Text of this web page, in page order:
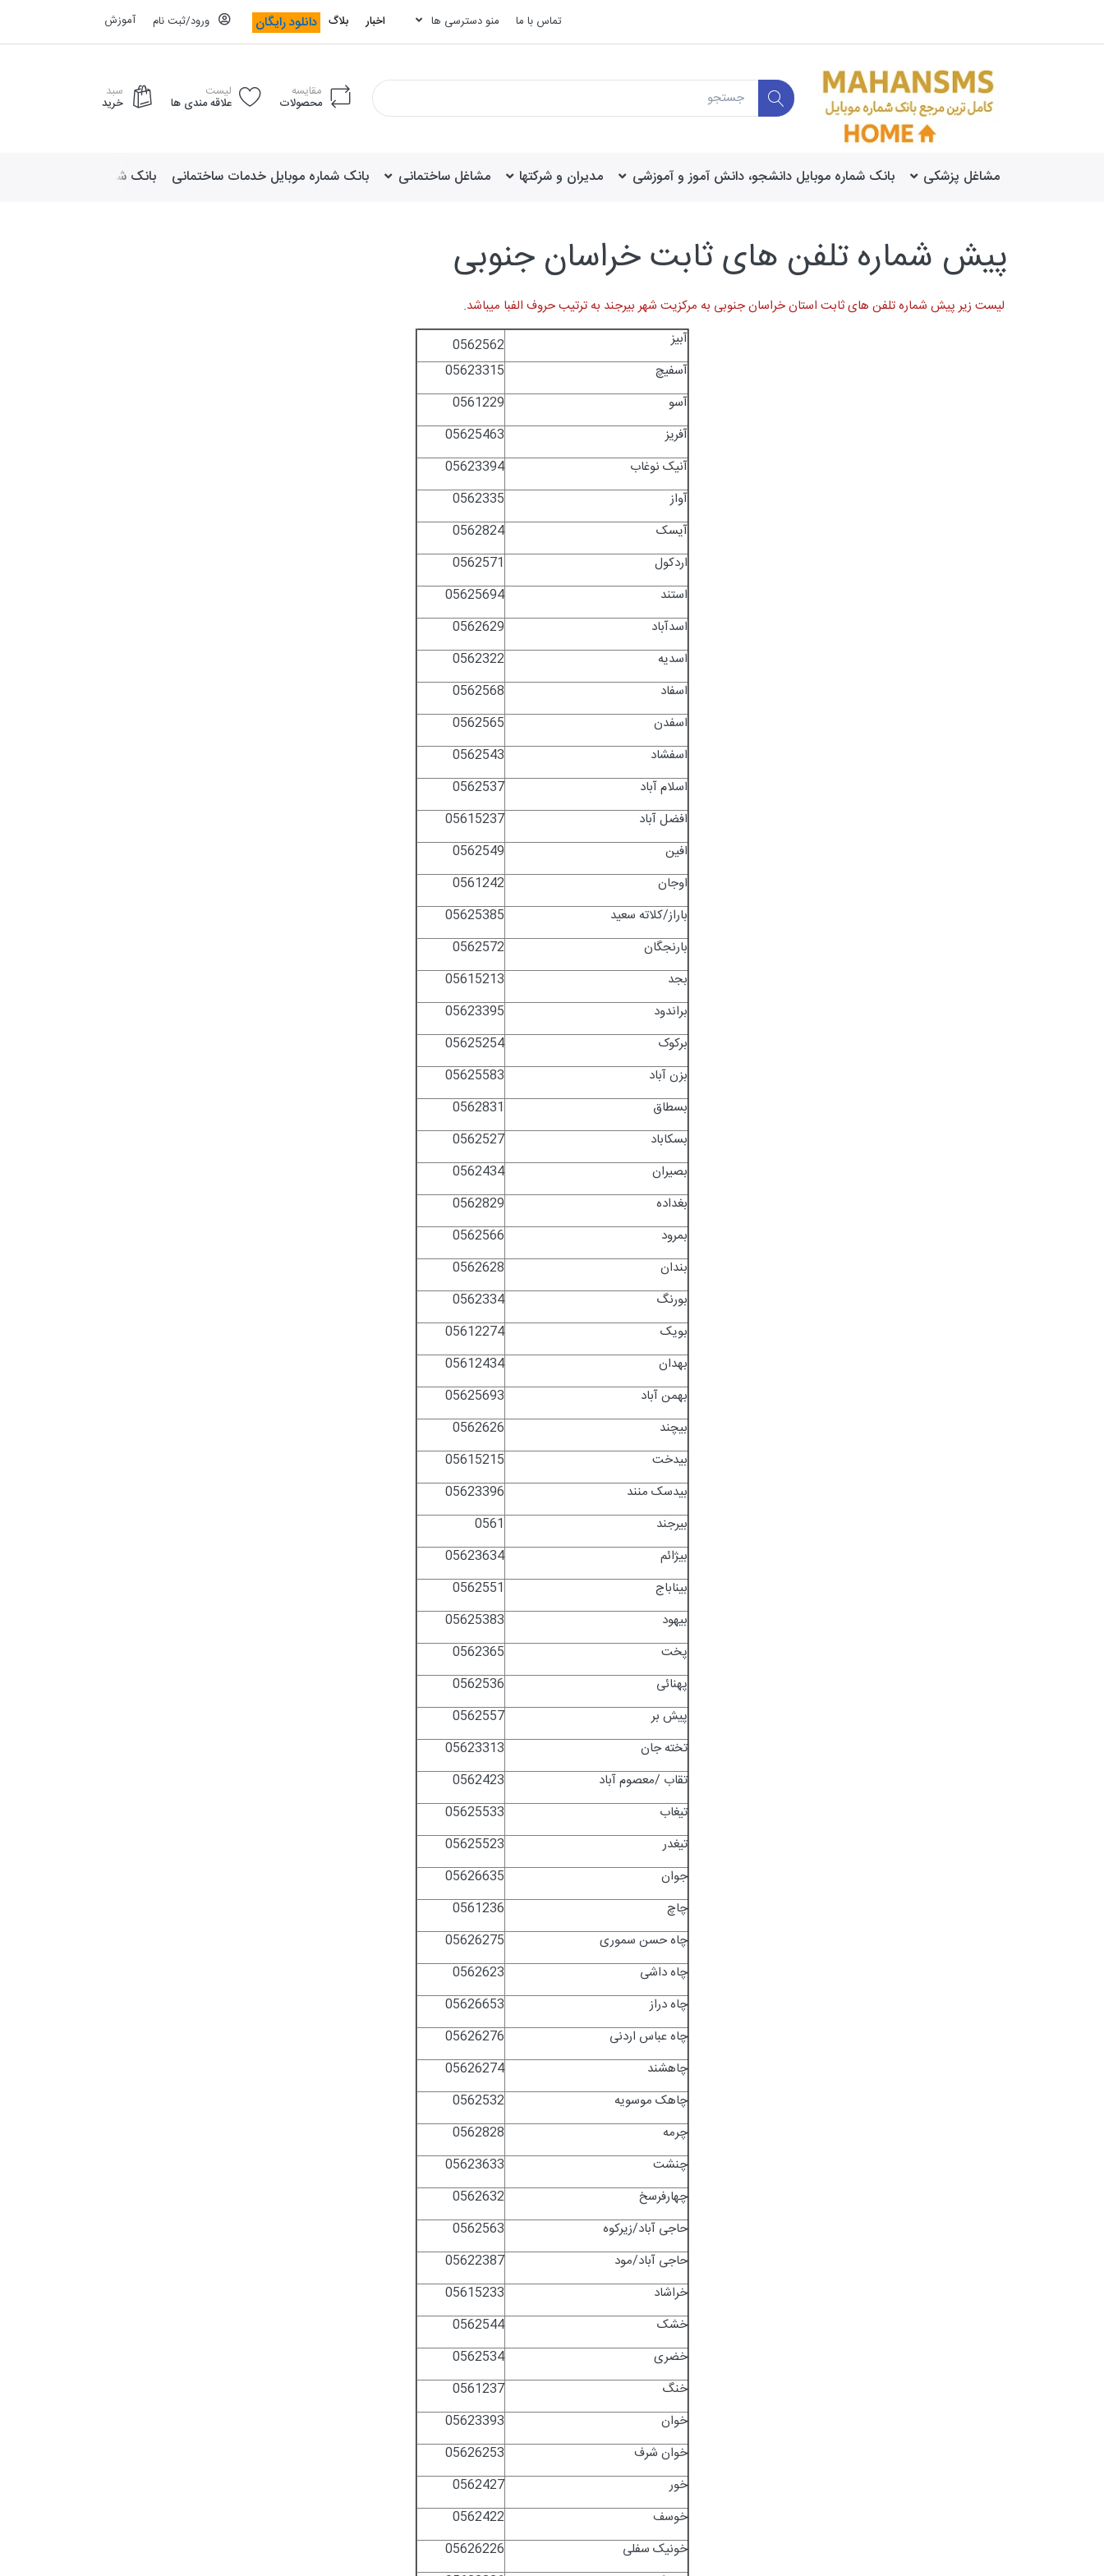
تماس با ما منو دسترسی ها اخبار بلاگ دانلود رایگان ورود/ثبت نام آموزش
مقایسه
محصولات
لیست
علاقه مندی ها
سبد
خرید
مشاغل پزشکی بانک شماره موبایل دانشجو، دانش آموز و آموزشی مدیران و شرکتها مشاغل ساختمانی بانک شماره موبایل خدمات ساختمانی بانک شماره موبایل لوازم
پیش شماره تلفن های ثابت خراسان جنوبی
لیست زیر پیش شماره تلفن های ثابت استان خراسان جنوبی به مرکزیت شهر بیرجند به ترتیب حروف الفبا میباشد.
0562562
آبیز
05623315
آسفیچ
0561229
آسو
05625463
آفریز
05623394
آنیک نوغاب
0562335
آواز
0562824
آیسک
0562571
اردکول
05625694
استند
0562629
اسدآباد
0562322
اسدیه
0562568
اسفاد
0562565
اسفدن
0562543
اسفشاد
0562537
اسلام آباد
05615237
افضل آباد
0562549
افین
0561242
اوجان
05625385
باراز/کلاته سعید
0562572
بارنجگان
05615213
بجد
05623395
براندود
05625254
برکوک
05625583
بزن آباد
0562831
بسطاق
0562527
بسکاباد
0562434
بصیران
0562829
بغداده
0562566
بمرود
0562628
بندان
0562334
بورنگ
05612274
بویک
05612434
بهدان
05625693
بهمن آباد
0562626
بیچند
05615215
بیدخت
05623396
بیدسک منند
0561
بیرجند
05623634
بیژائم
0562551
بیناباج
05625383
بیهود
0562365
پخت
0562536
پهنائی
0562557
پیش بر
05623313
تخته جان
0562423
تقاب /معصوم آباد
05625533
تیغاب
05625523
تیغدر
05626635
جوان
0561236
چاچ
05626275
چاه حسن سموری
0562623
چاه داشی
05626653
چاه دراز
05626276
چاه عباس اردنی
05626274
چاهشند
0562532
چاهک موسویه
0562828
چرمه
05623633
چنشت
0562632
چهارفرسخ
0562563
حاجی آباد/زیرکوه
05622387
حاجی آباد/مود
05615233
خراشاد
0562544
خشک
0562534
خضری
0561237
خنگ
05623393
خوان
05626253
خوان شرف
0562427
خور
0562422
خوسف
05626226
خونیک سفلی